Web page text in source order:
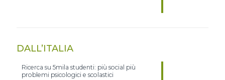
DALL’ITALIA
Ricerca su 5mila studenti: più social più
problemi psicologici e scolastici